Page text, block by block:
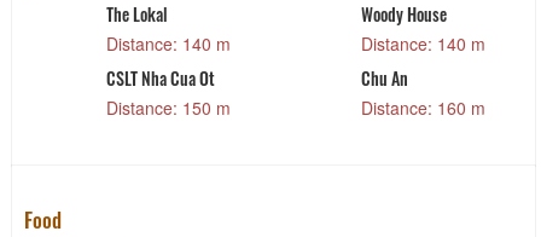
The Lokal
Distance: 140 m
Woody House
Distance: 140 m
CSLT Nha Cua Ot
Distance: 150 m
Chu An
Distance: 160 m
Food